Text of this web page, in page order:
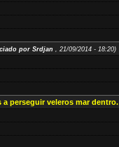
por Srdjan , 21/09/2014 - 18:20)
perseguir veleros mar dentro.